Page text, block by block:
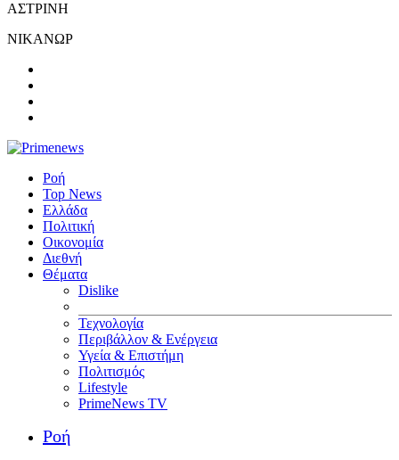
ΑΣΤΡΙΝΗ
ΝΙΚΑΝΩΡ
Ροή
Top News
Ελλάδα
Πολιτική
Οικονομία
Διεθνή
Θέματα
Dislike
Τεχνολογία
Περιβάλλον & Ενέργεια
Υγεία & Επιστήμη
Πολιτισμός
Lifestyle
PrimeNews TV
Ροή